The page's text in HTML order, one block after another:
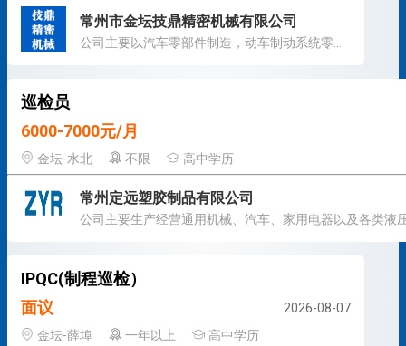
常州市金坛技鼎精密机械有限公司
巡检员
6000-7000元/月
金坛-水北 不限 高中学历
常州定远塑胶制品有限公司
IPQC(制程巡检）
面议
2026-08-07
金坛-薛埠
一年以上 高中学历